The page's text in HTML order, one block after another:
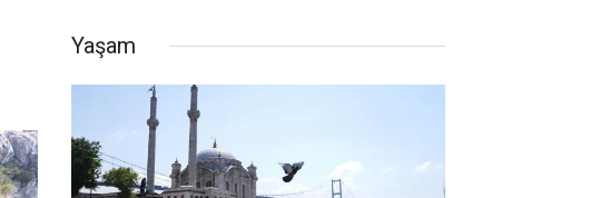
Yaşam